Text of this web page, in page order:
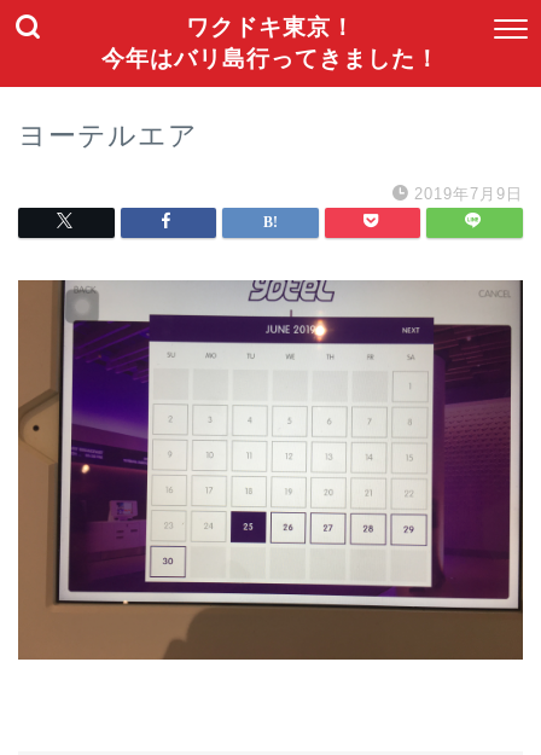
ワクドキ東京！
今年はバリ島行ってきました！
ヨーテルエア
2019年7月9日